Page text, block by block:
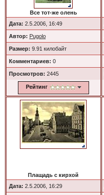
Все тот-же олень
Дата: 2.5.2006, 16:49
Автор: Pugolo
Размер: 9.91 килобайт
Комментариев: 0
Просмотров: 2445
Рейтинг
Плащадь с кирхой
Дата: 2.5.2006, 16:29